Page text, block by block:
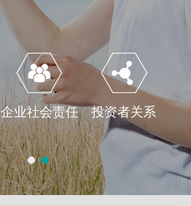
企业社会责任 投资者关系